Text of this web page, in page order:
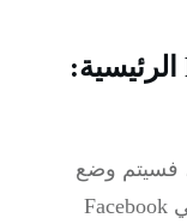
إعلانات Facebook Messenger الرئيسية:
، فسيتم وضع
إعلانات Facebook الحالية بالفعل في Facebook